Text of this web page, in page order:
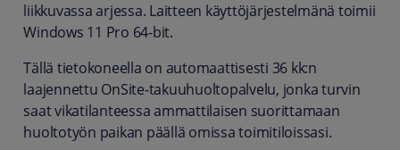
liikkuvassa arjessa. Laitteen käyttöjärjestelmänä toimii
Windows 11 Pro 64-bit.
Tällä tietokoneella on automaattisesti 36 kk:n
laajennettu OnSite-takuuhuoltopalvelu, jonka turvin
saat vikatilanteessa ammattilaisen suorittamaan
huoltotyön paikan päällä omissa toimitiloissasi.